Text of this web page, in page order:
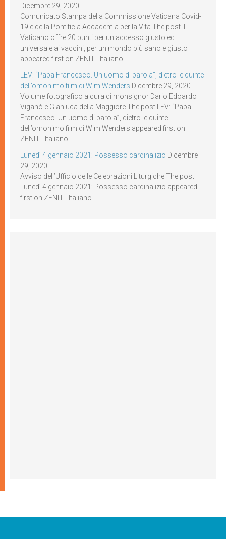
Dicembre 29, 2020
Comunicato Stampa della Commissione Vaticana Covid-
19 e della Pontificia Accademia per la Vita The post Il
Vaticano offre 20 punti per un accesso giusto ed
universale ai vaccini, per un mondo più sano e giusto
appeared first on ZENIT - Italiano.
LEV: “Papa Francesco. Un uomo di parola”, dietro le quinte
dell’omonimo film di Wim Wenders Dicembre 29, 2020
Volume fotografico a cura di monsignor Dario Edoardo
Viganò e Gianluca della Maggiore The post LEV: “Papa
Francesco. Un uomo di parola”, dietro le quinte
dell’omonimo film di Wim Wenders appeared first on
ZENIT - Italiano.
Lunedì 4 gennaio 2021: Possesso cardinalizio Dicembre
29, 2020
Avviso dell’Ufficio delle Celebrazioni Liturgiche The post
Lunedì 4 gennaio 2021: Possesso cardinalizio appeared
first on ZENIT - Italiano.